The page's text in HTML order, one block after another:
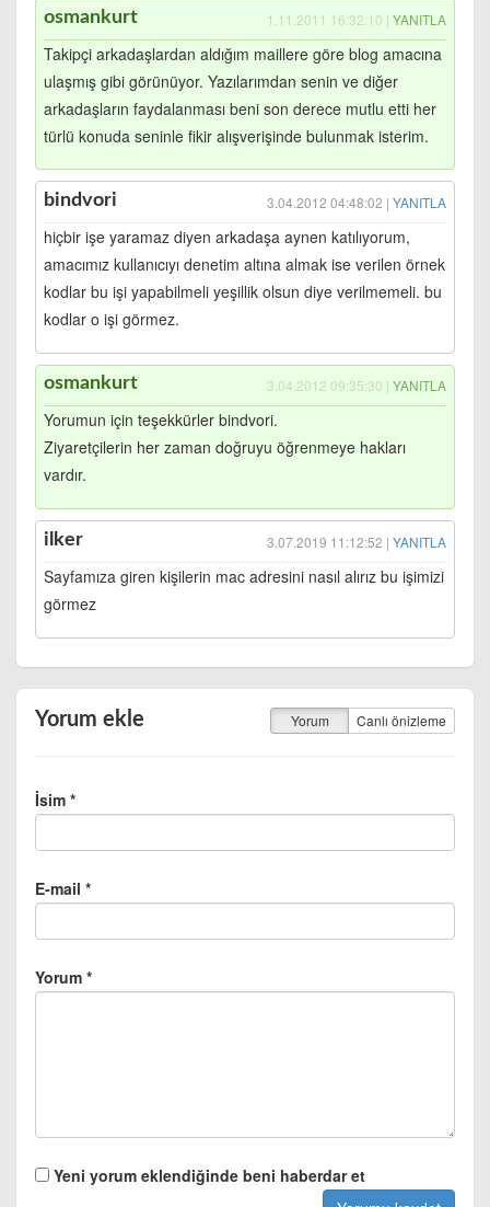
osmankurt 1.11.2011 16:32:10 | YANITLA
Takipçi arkadaşlardan aldığım maillere göre blog amacına
ulaşmış gibi görünüyor. Yazılarımdan senin ve diğer
arkadaşların faydalanması beni son derece mutlu etti her
türlü konuda seninle fikir alışverişinde bulunmak isterim.
bindvori 3.04.2012 04:48:02 | YANITLA
hiçbir işe yaramaz diyen arkadaşa aynen katılıyorum,
amacımız kullanıcıyı denetim altına almak ise verilen örnek
kodlar bu işi yapabilmeli yeşillik olsun diye verilmemeli. bu
kodlar o işi görmez.
osmankurt 3.04.2012 09:35:30 | YANITLA
Yorumun için teşekkürler bindvori.
Ziyaretçilerin her zaman doğruyu öğrenmeye hakları
vardır.
ilker 3.07.2019 11:12:52 | YANITLA
Sayfamıza giren kişilerin mac adresini nasıl alırız bu işimizi
görmez
Yorum ekle Yorum Canlı önizleme
İsim *
E-mail *
Yorum *
Yeni yorum eklendiğinde beni haberdar et